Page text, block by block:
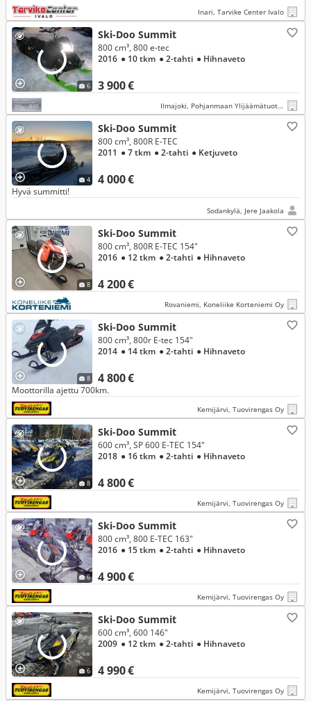
Inari, Tarvike Center Ivalo
6
Ski-Doo Summit
3 900 €
800 cm³, 800 e-tec
2016 ● 10 tkm ● 2-tahti ● Hihnaveto
Ilmajoki, Pohjanmaan Ylijäämätuote Oy
4
Ski-Doo Summit
4 000 €
800 cm³, 800R E-TEC
2011 ● 7 tkm ● 2-tahti ● Ketjuveto
Hyvä summitti!
Sodankylä, Jere Jaakola
8
Ski-Doo Summit
4 200 €
800 cm³, 800R E-TEC 154"
2016 ● 12 tkm ● 2-tahti ● Hihnaveto
Rovaniemi, Koneliike Korteniemi Oy
8
Ski-Doo Summit
4 800 €
800 cm³, 800r E-tec 154"
2014 ● 14 tkm ● 2-tahti ● Hihnaveto
Moottorilla ajettu 700km.
Kemijärvi, Tuovirengas Oy
8
Ski-Doo Summit
4 800 €
600 cm³, SP 600 E-TEC 154"
2018 ● 16 tkm ● 2-tahti ● Hihnaveto
Kemijärvi, Tuovirengas Oy
6
Ski-Doo Summit
4 900 €
800 cm³, 800 E-TEC 163"
2016 ● 15 tkm ● 2-tahti ● Hihnaveto
Kemijärvi, Tuovirengas Oy
6
Ski-Doo Summit
4 990 €
600 cm³, 600 146"
2009 ● 12 tkm ● 2-tahti ● Hihnaveto
Kemijärvi, Tuovirengas Oy